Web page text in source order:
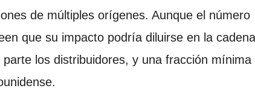
de múltiples orígenes. Aunque el número
que su impacto podría diluirse en la
los distribuidores, y una fracción mínima